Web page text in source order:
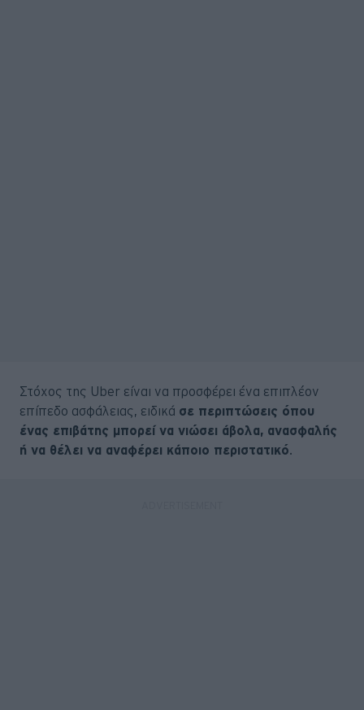
Στόχος της Uber είναι να προσφέρει ένα επιπλέον
επίπεδο ασφάλειας, ειδικά σε περιπτώσεις όπου
ένας επιβάτης μπορεί να νιώσει άβολα, ανασφαλής
ή να θέλει να αναφέρει κάποιο περιστατικό